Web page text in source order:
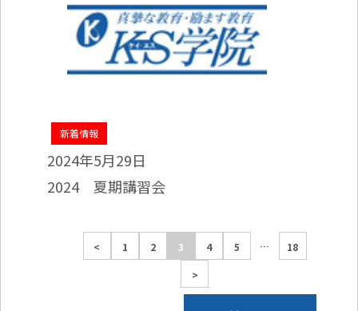
新着情報
2024年5月29日
2024 夏期講習会
投
< 1 2 3 4 5 … 18
>